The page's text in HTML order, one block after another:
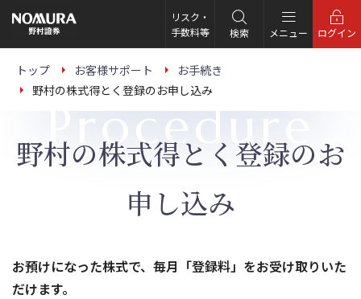
の
ー
リスク・
手数料等
検索 メニュー ログイン
トップ お客様サポート
お手続き
野村の株式得とく登録のお申し込み
Procedure
野村の株式得とく登録のお
申し込み
お預けになった株式で、毎月「登録料」をお受け取りいた
だけます。